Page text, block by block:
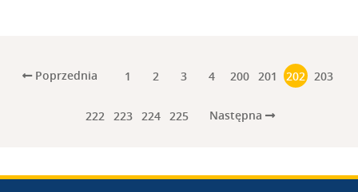
Poprzednia 1 2 3 4 200 201 202 203
222 223 224 225 Następna